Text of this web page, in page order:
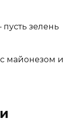
зелень
майонезом и